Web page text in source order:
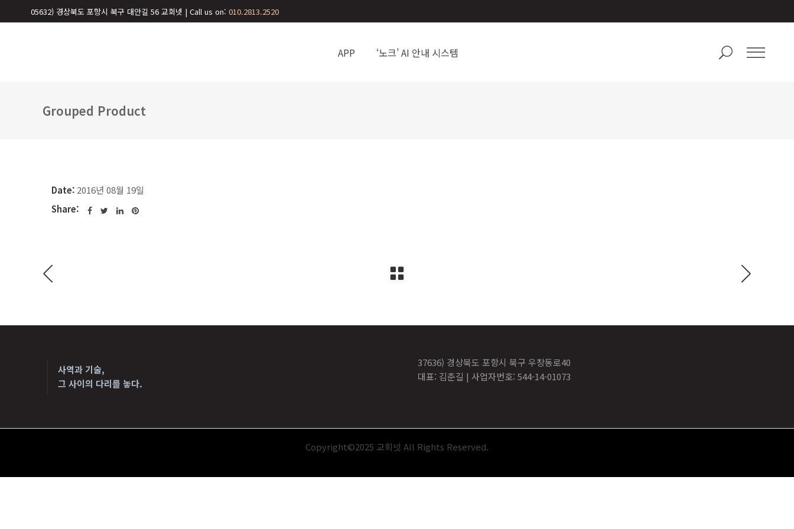
05632) 경상북도 포항시 북구 대안길 56 교회넷 | Call us on:010.2813.2520
APP ‘노크’ AI 안내 시스템
Grouped Product
Date: 2016년 08월 19일
Share:
사역과 기술,
그 사이의 다리를 놓다.
37636) 경상북도 포항시 북구 우창동로40
대표: 김춘길 | 사업자번호: 544-14-01073
Copyright©2025 교회넷 All Rights Reserved.